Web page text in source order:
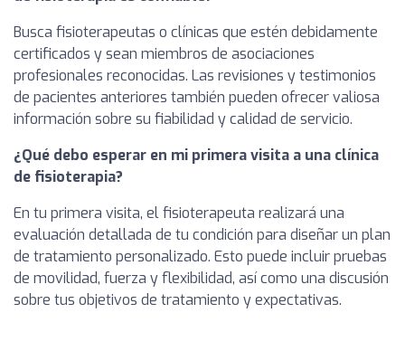
Busca fisioterapeutas o clínicas que estén debidamente
certificados y sean miembros de asociaciones
profesionales reconocidas. Las revisiones y testimonios
de pacientes anteriores también pueden ofrecer valiosa
información sobre su fiabilidad y calidad de servicio.
¿Qué debo esperar en mi primera visita a una clínica
de fisioterapia?
En tu primera visita, el fisioterapeuta realizará una
evaluación detallada de tu condición para diseñar un plan
de tratamiento personalizado. Esto puede incluir pruebas
de movilidad, fuerza y flexibilidad, así como una discusión
sobre tus objetivos de tratamiento y expectativas.